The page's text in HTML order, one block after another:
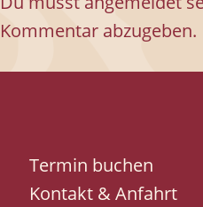
Kommentar abzugeben.
Termin buchen
Kontakt & Anfahrt